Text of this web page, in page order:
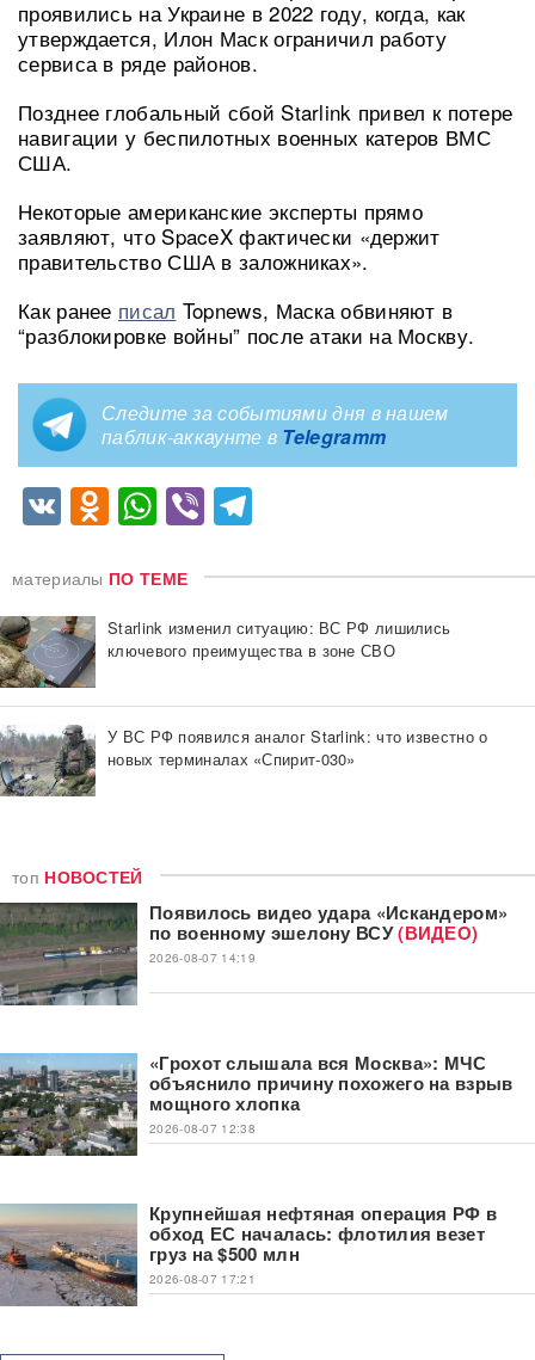
проявились на Украине в 2022 году, когда, как
утверждается, Илон Маск ограничил работу
сервиса в ряде районов.
Позднее глобальный сбой Starlink привел к потере
навигации у беспилотных военных катеров ВМС
США.
Некоторые американские эксперты прямо
заявляют, что SpaceX фактически «держит
правительство США в заложниках».
Как ранее писал Topnews, Маска обвиняют в
“разблокировке войны” после атаки на Москву.
Следите за событиями дня в нашем
паблик-аккаунте в Telegramm
VKOdnoklassniki
WhatsApp
Viber
материалы ПО ТЕМЕ
Starlink изменил ситуацию: ВС РФ лишились
ключевого преимущества в зоне СВО
У ВС РФ появился аналог Starlink: что известно о
новых терминалах «Спирит-030»
топ НОВОСТЕЙ
Появилось видео удара «Искандером»
по военному эшелону ВСУ(ВИДЕО)
2026-08-07 14:19
«Грохот слышала вся Москва»: МЧС
объяснило причину похожего на взрыв
мощного хлопка
2026-08-07 12:38
Крупнейшая нефтяная операция РФ в
обход ЕС началась: флотилия везет
груз на $500 млн
2026-08-07 17:21